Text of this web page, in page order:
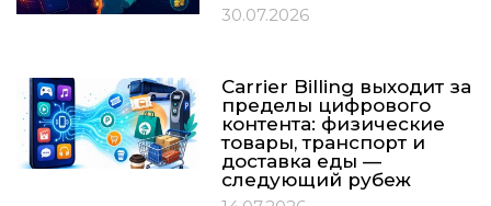
30.07.2026
Carrier Billing выходит за
пределы цифрового
контента: физические
товары, транспорт и
доставка еды —
следующий рубеж